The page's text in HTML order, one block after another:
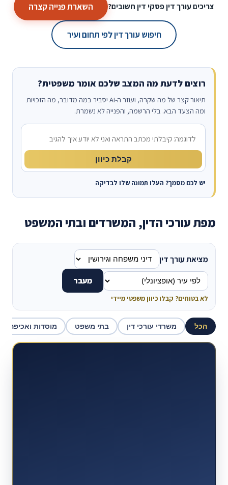
צריכים עורך דין פסקי דין חשובים? השארת פנייה קצרה
חיפוש עורך דין לפי תחום ועיר
רוצים לדעת מה המצב שלכם אומר משפטית?
תיאור קצר של מה שקרה, ועוזר ה-AI יסביר במה מדובר, מה הזכויות
ומה הצעד הבא. בלי הרשמה, והפנייה לא נשמרת.
מה קרה?
קבלת כיוון
יש לכם מסמך? העלו תמונה שלו לבדיקה
מפת עורכי הדין, המשרדים ובתי המשפט
מציאת עורך דין
מעבר
לא בטוחים? קבלו כיוון משפטי מיידי
הכל משרדי עורכי דין בתי משפט מוסדות ואכיפה